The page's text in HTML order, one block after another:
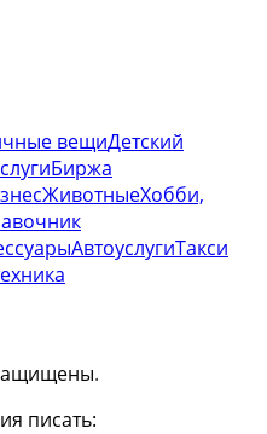
вещиДетский
Биржа
ЖивотныеХобби,
АвтоуслугиТакси
.
писать: